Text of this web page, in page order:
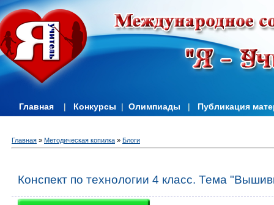
Главная | Конкурсы | Олимпиады | Публикация
Главная » Методическая копилка » Блоги
Конспект по технологии 4 класс. Тема